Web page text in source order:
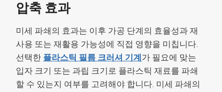
압축 효과
미세 파쇄의 효과는 이후 가공 단계의 효율성과 재
사용 또는 재활용 가능성에 직접 영향을 미칩니다.
선택한 플라스틱 필름 크러셔 기계 가 필요에 맞는
입자 크기 또는 과립 크기로 플라스틱 재료를 파쇄
할 수 있는지 여부를 고려해야 합니다. 미세 파쇄의